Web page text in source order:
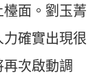
面。劉玉菁
確實出現很
次啟動調